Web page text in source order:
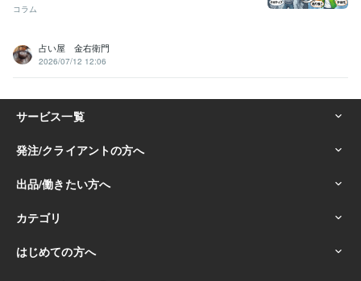
コラム
占い屋 金右衛門
2026/07/12 12:06